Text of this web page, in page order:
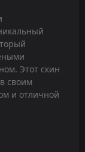
Этот скин
своим
и отличной